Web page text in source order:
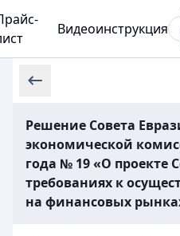
Видеоинструкция
Решение Совета
экономической
года № 19 «О проекте
требованиях к
на финансовых